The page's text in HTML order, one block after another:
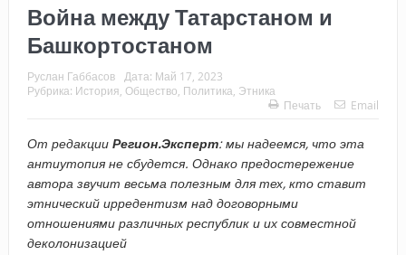
Война между Татарстаном и
Башкортостаном
Руслан Габбасов Дата: Май 17, 2023
Рубрика: История Общество Политика Этника
Печать
Email
От редакции Регион.Эксперт: мы надеемся, что эта
антиутопия не сбудется. Однако предостережение
автора звучит весьма полезным для тех, кто ставит
этнический ирредентизм над договорными
отношениями различных республик и их совместной
деколонизацией